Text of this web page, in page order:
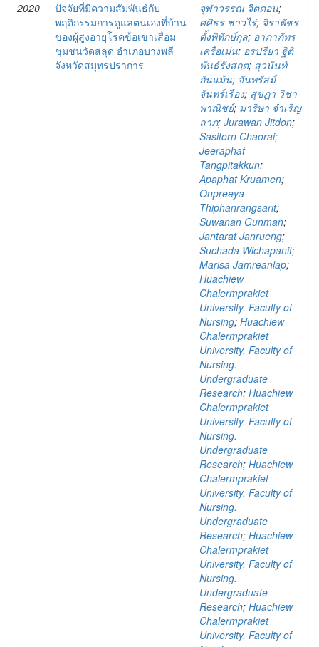
2020
ปัจจัยที่มีความสัมพันธ์กับ
พฤติกรรมการดูแลตนเองที่บ้าน
ของผู้สูงอายุโรคข้อเข่าเสื่อม
ชุมชนวัดสลุด อำเภอบางพลี
จังหวัดสมุทรปราการ
จุฬาวรรณ จิตดอน;
ศศิธร ชาวไร่; จิราพัชร
ตั้งพิทักษ์กุล; อาภาภัทร
เครือเม่น; อรปรียา ฐิติ
พันธ์รังสฤต; สุวนันท์
กันแม้น; จันทรัสม์
จันทร์เรือง; สุขฎา วิชา
พาณิชย์; มาริษา จำเริญ
ลาภ; Jurawan Jitdon;
Sasitorn Chaorai;
Jeeraphat
Tangpitakkun;
Apaphat Kruamen;
Onpreeya
Thiphanrangsarit;
Suwanan Gunman;
Jantarat Janrueng;
Suchada Wichapanit;
Marisa Jamreanlap;
Huachiew
Chalermprakiet
University. Faculty of
Nursing; Huachiew
Chalermprakiet
University. Faculty of
Nursing.
Undergraduate
Research; Huachiew
Chalermprakiet
University. Faculty of
Nursing.
Undergraduate
Research; Huachiew
Chalermprakiet
University. Faculty of
Nursing.
Undergraduate
Research; Huachiew
Chalermprakiet
University. Faculty of
Nursing.
Undergraduate
Research; Huachiew
Chalermprakiet
University. Faculty of